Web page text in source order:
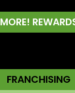
MORE!
FRANCHISING